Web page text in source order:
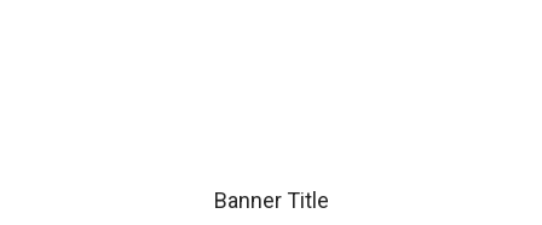
Banner Title